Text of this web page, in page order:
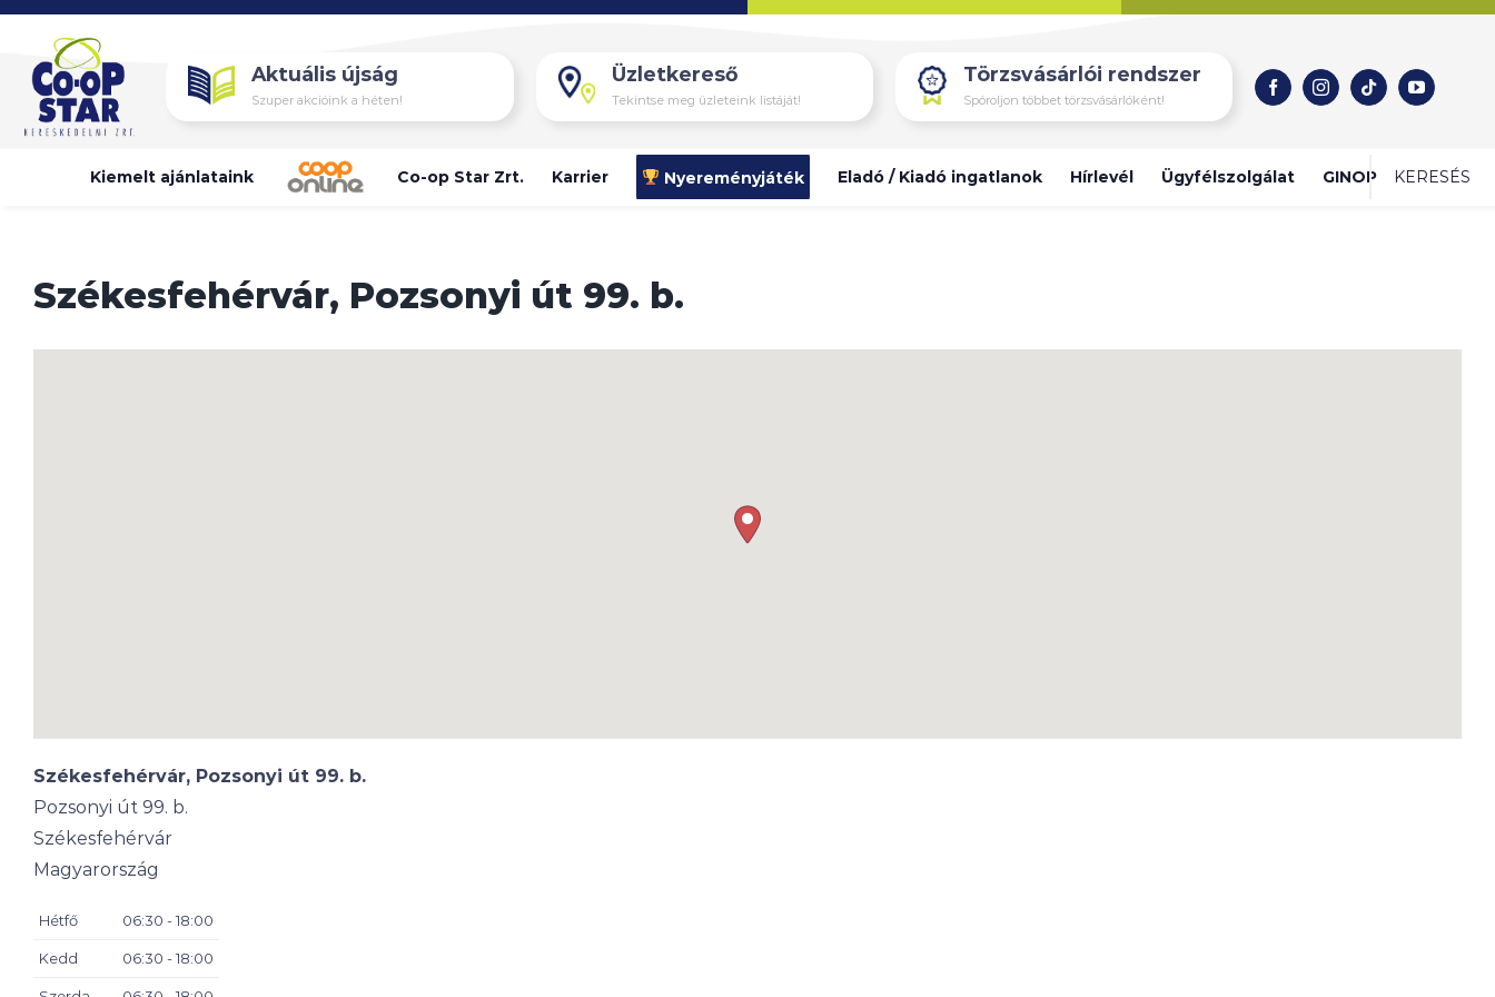
Skip
content
Aktuális újság
Szuper akcióink a héten!
Üzletkereső
Tekintse meg üzleteink listáját!
Törzsvásárlói rendszer
Spóroljon többet törzsvásárlóként!
Kiemelt ajánlataink Co-op Star Zrt. Karrier Nyereményjáték Eladó / Kiadó ingatlanok Hírlevél Ügyfélszolgálat GINOP
Székesfehérvár, Pozsonyi út 99. b.
Székesfehérvár, Pozsonyi út 99. b.
Pozsonyi út 99. b.
Székesfehérvár
Magyarország
Hétfő 06:30 - 18:00
Kedd 06:30 - 18:00